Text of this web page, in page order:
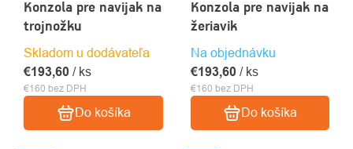
Konzola pre navijak na
trojnožku
Skladom u dodávateľa
€160 bez DPH
€193,60 / ks
Do košíka
Konzola pre navijak na
žeriavik
Na objednávku
€160 bez DPH
€193,60 / ks
Do košíka